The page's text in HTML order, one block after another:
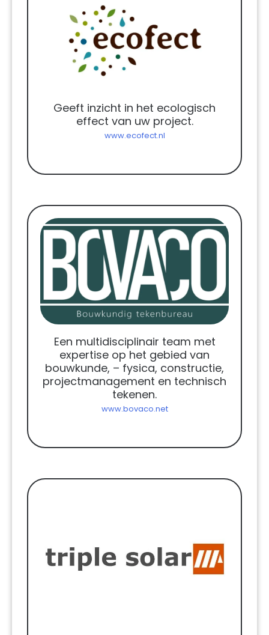
Geeft inzicht in het ecologisch
effect van uw project.
www.ecofect.nl
Een multidisciplinair team met
expertise op het gebied van
bouwkunde, – fysica, constructie,
projectmanagement en technisch
tekenen.
www.bovaco.net